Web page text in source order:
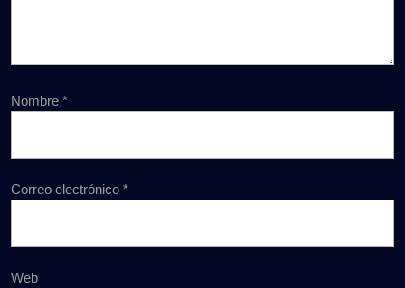
Nombre *
Correo electrónico *
Web